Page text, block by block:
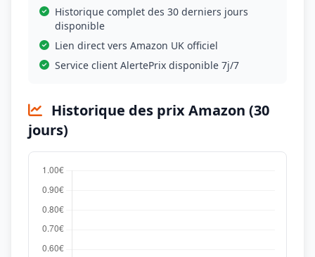
Historique complet des 30 derniers jours
disponible
Lien direct vers Amazon UK officiel
Service client AlertePrix disponible 7j/7
Historique des prix Amazon (30
jours)